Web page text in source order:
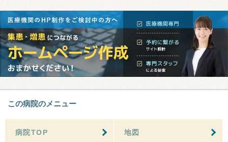
この病院のメニュー
病院TOP 地図